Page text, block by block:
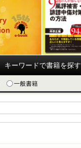
キーワードで書籍を探す
一般書籍